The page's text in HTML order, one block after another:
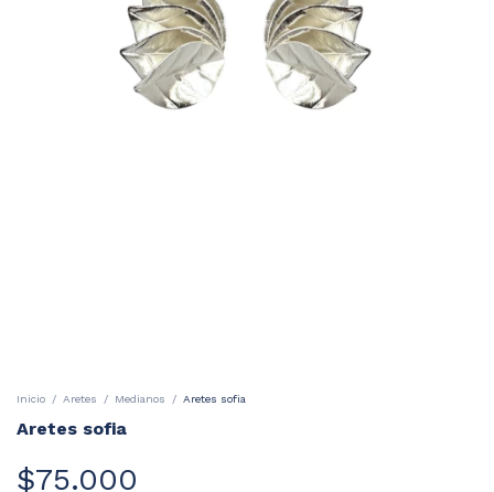
Inicio / Aretes / Medianos / Aretes sofia
Aretes sofia
$75.000